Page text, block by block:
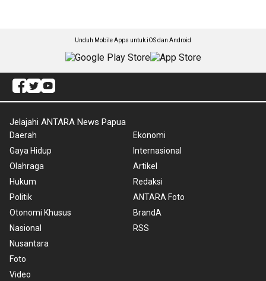
Unduh Mobile Apps untuk iOS dan Android
Jelajahi ANTARA News Papua
Daerah
Gaya Hidup
Olahraga
Hukum
Politik
Otonomi Khusus
Nasional
Nusantara
Foto
Video
Ekonomi
Internasional
Artikel
Redaksi
ANTARA Foto
BrandA
RSS